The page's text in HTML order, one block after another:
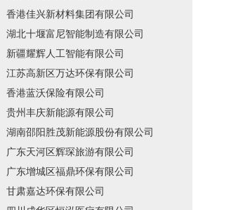
香港佳兴新材料集团有限公司
湖北十堰富尼智能制造有限公司
新疆耀辉人工智能有限公司
江苏高新区万达环保有限公司
香港蓝沃保险有限公司
贵州丰庆新能源有限公司
湖南邵阳胜茂新能源股份有限公司
广东天河区辉琛旅游有限公司
广东增城区福鼎环保有限公司
甘肃嘉达环保有限公司